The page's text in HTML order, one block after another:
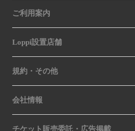
ご利用案内
Loppi設置店舗
規約・その他
会社情報
チケット販売委託・広告掲載